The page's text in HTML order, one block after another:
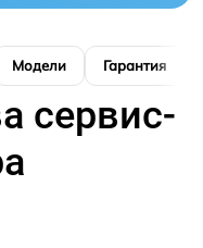
Модели Гарантия
сервис-